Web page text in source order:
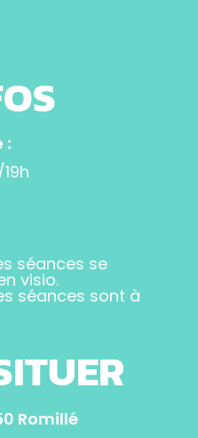
:
séances se
visio.
séances sont à
Romillé